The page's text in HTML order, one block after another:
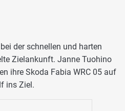
der schnellen und harten
Zielankunft. Janne Tuohino
ihre Skoda Fabia WRC 05 auf
ins Ziel.